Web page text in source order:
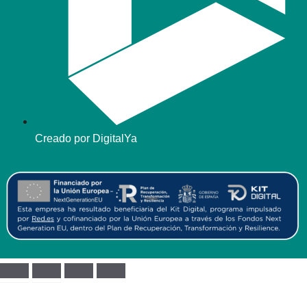
Creado por DigitalYa